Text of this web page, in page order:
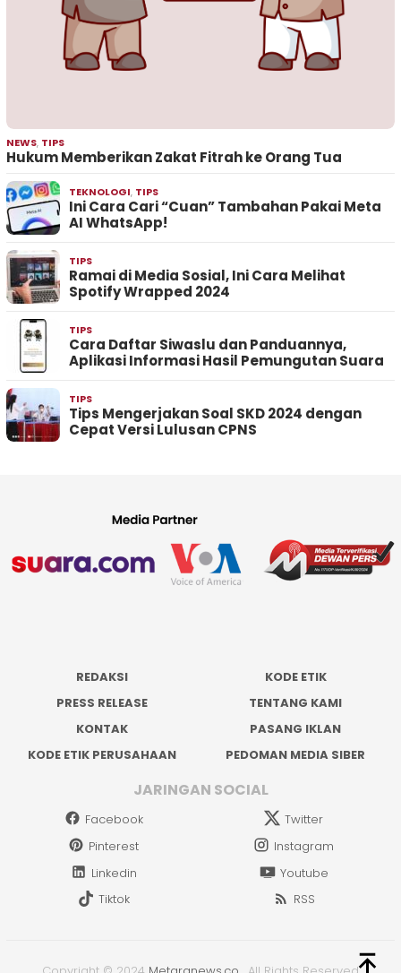
NEWS, TIPS
Hukum Memberikan Zakat Fitrah ke Orang Tua
TEKNOLOGI, TIPS
Ini Cara Cari “Cuan” Tambahan Pakai Meta
AI WhatsApp!
TIPS
Ramai di Media Sosial, Ini Cara Melihat
Spotify Wrapped 2024
TIPS
Cara Daftar Siwaslu dan Panduannya,
Aplikasi Informasi Hasil Pemungutan Suara
TIPS
Tips Mengerjakan Soal SKD 2024 dengan
Cepat Versi Lulusan CPNS
REDAKSI
KODE ETIK
PRESS RELEASE
TENTANG KAMI
KONTAK
PASANG IKLAN
KODE ETIK PERUSAHAAN
PEDOMAN MEDIA SIBER
JARINGAN SOCIAL
Facebook
Twitter
Pinterest
Instagram
Linkedin
Youtube
Tiktok
RSS